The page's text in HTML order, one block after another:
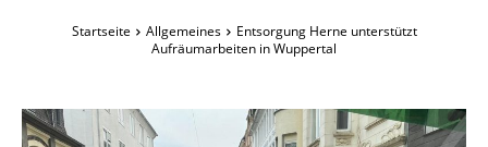
Startseite Allgemeines
Entsorgung Herne unterstützt
Aufräumarbeiten in Wuppertal